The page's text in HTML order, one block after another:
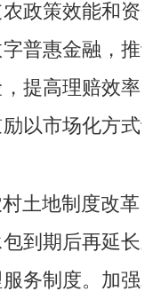
政策效能和
普惠金融，
提高理赔效
以市场化方
土地制度改革
到期后再延
务制度。加